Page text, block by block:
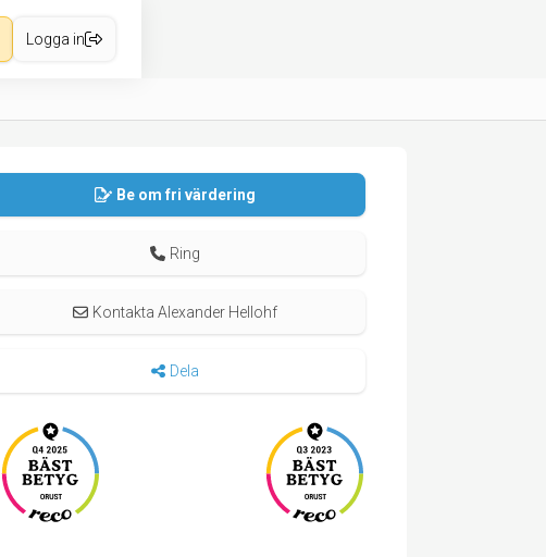
Logga in
Be om fri värdering
Ring
Kontakta Alexander Hellohf
Dela